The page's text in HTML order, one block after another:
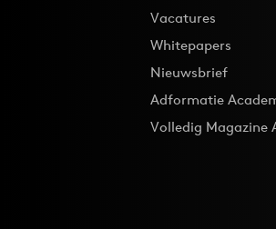
Vacatures
Whitepapers
Nieuwsbrief
Adformatie
Volledig Magazine